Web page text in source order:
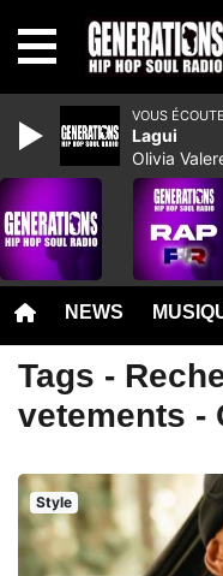
NEWS
Tags -
vetements -
Style
VOUS
Lagui
Olivia